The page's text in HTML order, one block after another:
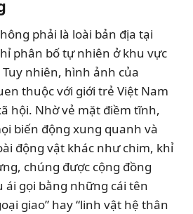
phải là loài bản địa tại
phân bố tự nhiên ở khu vực
nhiên, hình ảnh của
thuộc với giới trẻ Việt Nam
hội. Nhờ vẻ mặt điềm tĩnh,
biến động xung quanh và
động vật khác như chim, khỉ
chúng được cộng đồng
ái gọi bằng những cái tên
giao” hay “linh vật hệ thân